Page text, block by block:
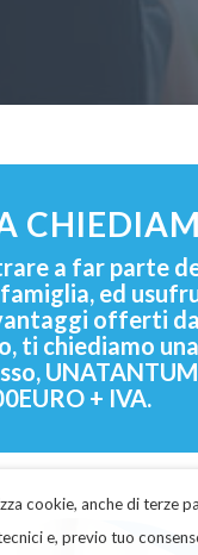
a far parte
ed
offerti
ti chiediamo
+ IVA.
cookie, anche di terze
e, previo tuo